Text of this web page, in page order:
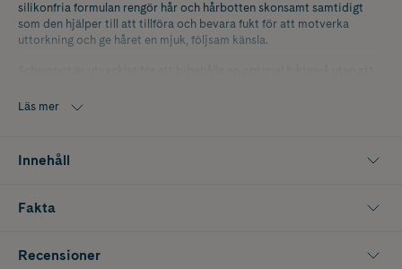
silikonfria formulan rengör hår och hårbotten skonsamt samtidigt
som den hjälper till att tillföra och bevara fukt för att motverka
uttorkning och ge håret en mjuk, följsam känsla.
hår och hårbotten och bidrar till en återfuktad känsla i upp till 48
BC Bonacure Moisture Kick Shampoo innehåller även Cell Equalizer
får förbättrad följsamhet och ett friskare utseende med naturlig
Passar normalt till torrt hår samt lockigt och frissigt hår som behöver
Läs mer
Innehåll
Fakta
Recensioner